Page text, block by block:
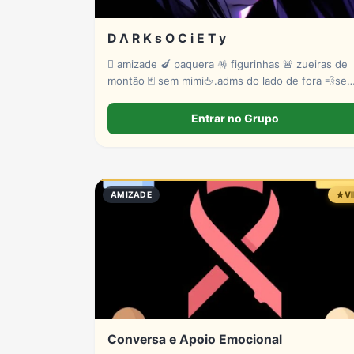
D Λ R K s O C i E T y
🫟 amizade 🍆 paquera 🪅 figurinhas 🚨 zueiras de
montão 🃏 sem mimi🖕.adms do lado de fora 💨se
Entrar no Grupo
AMIZADE
Conversa e Apoio Emocional